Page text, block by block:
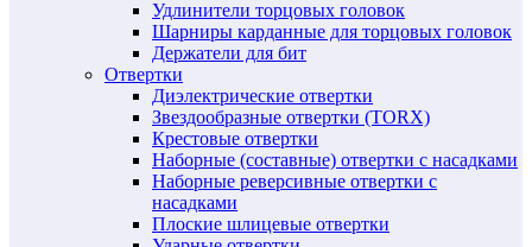
Удлинители торцовых головок
Шарниры карданные для торцовых головок
Держатели для бит
Отвертки
Диэлектрические отвертки
Звездообразные отвертки (TORX)
Крестовые отвертки
Наборные (составные) отвертки с насадками
Наборные реверсивные отвертки с
насадками
Плоские шлицевые отвертки